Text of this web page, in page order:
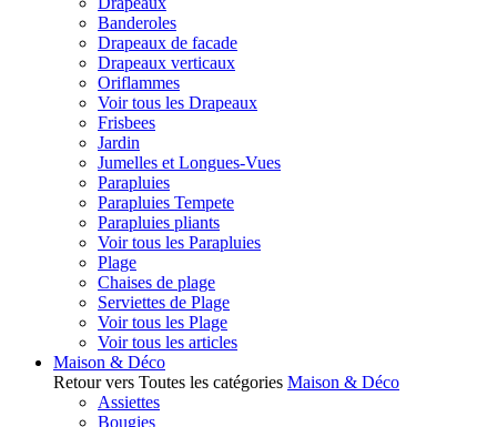
Banderoles
Drapeaux de facade
Drapeaux verticaux
Oriflammes
Voir tous les Drapeaux
Frisbees
Jardin
Jumelles et Longues-Vues
Parapluies
Parapluies Tempete
Parapluies pliants
Voir tous les Parapluies
Plage
Chaises de plage
Serviettes de Plage
Voir tous les Plage
Voir tous les articles
Maison & Déco
Retour vers Toutes les catégories Maison & Déco
Assiettes
Bougies